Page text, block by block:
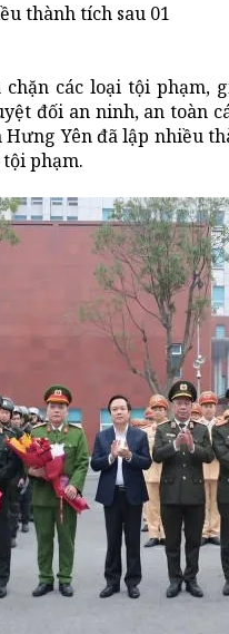
thành tích sau 01
các loại tội phạm,
đối an ninh, an toàn
Yên đã lập nhiều
phạm.